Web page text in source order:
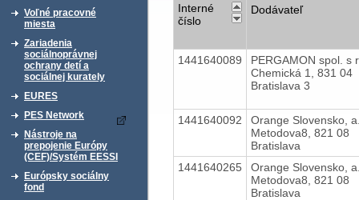
Voľné pracovné
miesta
Zariadenia
sociálnoprávnej
ochrany detí a
sociálnej kurately
EURES
PES Network
Nástroje na
prepojenie Európy
(CEF)/Systém EESSI
Európsky sociálny
fond
Interné
číslo
Dodávateľ
1441640089
PERGAMON spol. s
Chemická 1, 831 04
Bratislava 3
1441640092
Orange Slovensko,
Metodova8, 821 08
Bratislava
1441640265
Orange Slovensko,
Metodova8, 821 08
Bratislava